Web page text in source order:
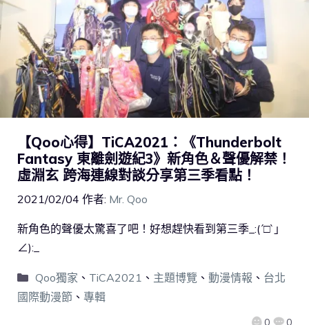
【Qoo心得】TiCA2021：《Thunderbolt
Fantasy 東離劍遊紀3》新角色＆聲優解禁！
虛淵玄 跨海連線對談分享第三季看點！
2021/02/04 作者: Mr. Qoo
0 0
新角色的聲優太驚喜了吧！好想趕快看到第三季_:(´□`」
∠):_
Qoo獨家 、 TiCA2021 、 主題博覽 、 動漫情報 、 台北
國際動漫節 、 專輯